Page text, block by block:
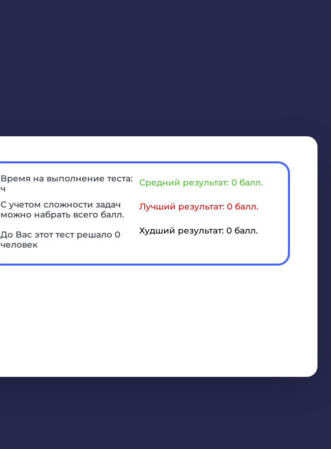
Время на выполнение теста:
ч
С учетом сложности задач
можно набрать всего балл.
До Вас этот тест решало 0
человек
Средний результат: 0 балл.
Лучший результат: 0 балл.
Худший результат: 0 балл.